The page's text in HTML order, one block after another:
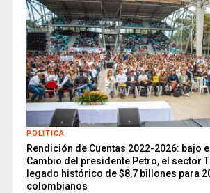
POLITICA
Rendición de Cuentas 2022-2026: bajo
Cambio del presidente Petro, el sector
legado histórico de $8,7 billones para
colombianos